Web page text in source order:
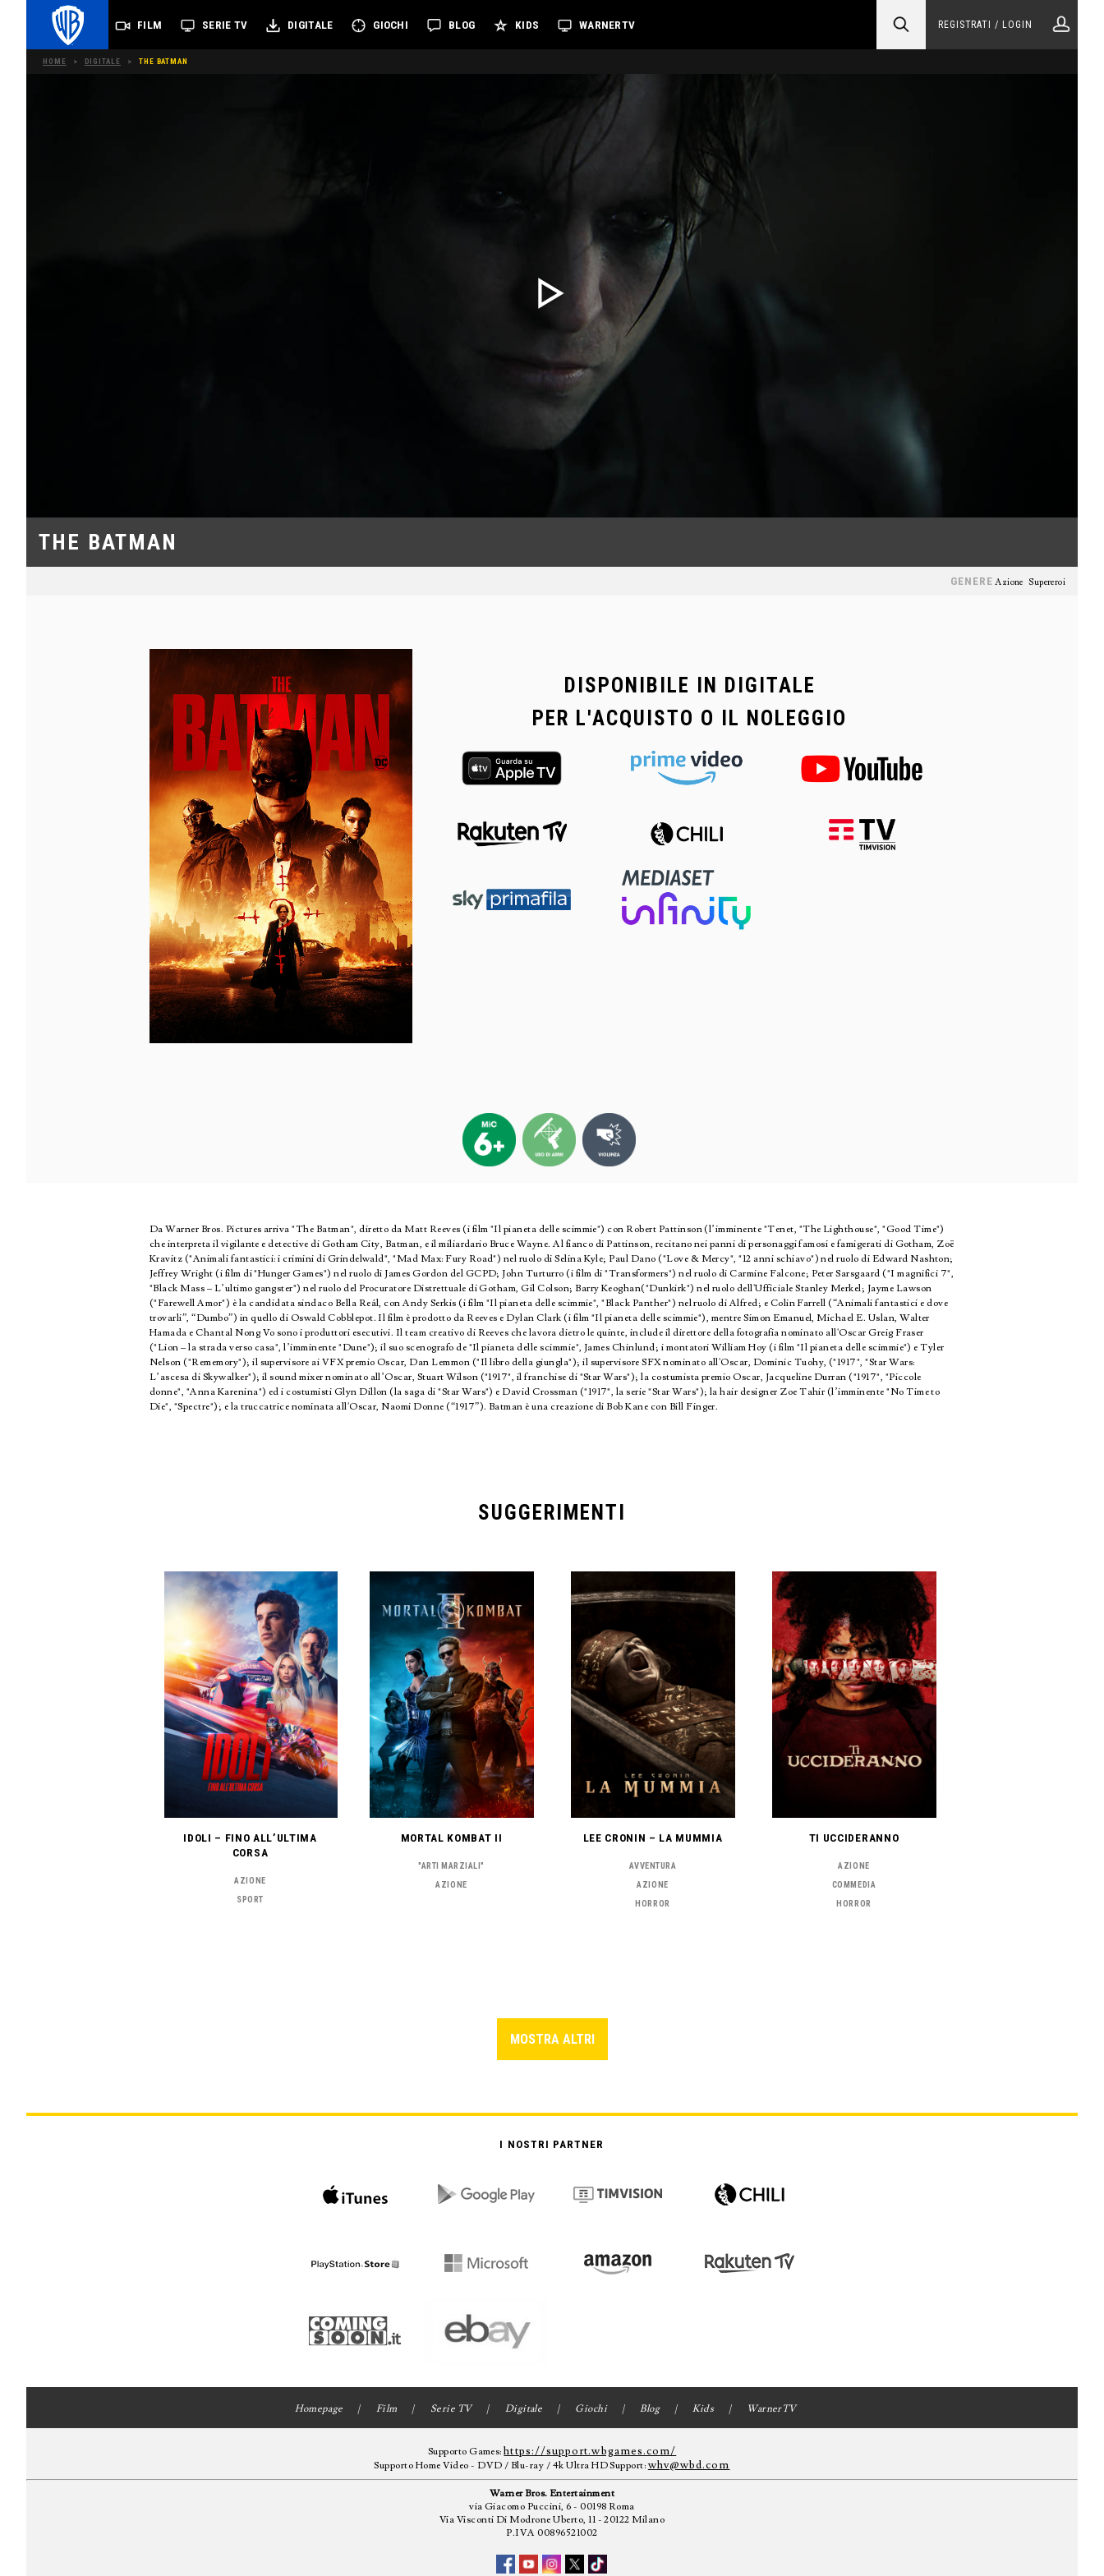
FILM SERIE TV DIGITALE GIOCHI BLOG KIDS WARNERTV REGISTRATI / LOGIN
HOME > DIGITALE > THE BATMAN
THE BATMAN
GENERE Azione Supereroi
DISPONIBILE IN DIGITALE
PER L'ACQUISTO O IL NOLEGGIO
Da Warner Bros. Pictures arriva "The Batman", diretto da Matt Reeves (i film "Il pianeta delle scimmie") con Robert Pattinson (l’imminente "Tenet, "The Lighthouse", "Good Time")
che interpreta il vigilante e detective di Gotham City, Batman, e il miliardario Bruce Wayne. Al fianco di Pattinson, recitano nei panni di personaggi famosi e famigerati di Gotham, Zoë
Kravitz ("Animali fantastici: i crimini di Grindelwald", "Mad Max: Fury Road") nel ruolo di Selina Kyle; Paul Dano ("Love & Mercy", "12 anni schiavo") nel ruolo di Edward Nashton;
Jeffrey Wright (i film di "Hunger Games") nel ruolo di James Gordon del GCPD; John Turturro (i film di "Transformers") nel ruolo di Carmine Falcone; Peter Sarsgaard ("I magnifici 7",
"Black Mass – L’ultimo gangster") nel ruolo del Procuratore Distrettuale di Gotham, Gil Colson; Barry Keoghan("Dunkirk") nel ruolo dell'Ufficiale Stanley Merkel; Jayme Lawson
("Farewell Amor") è la candidata sindaco Bella Reál, con Andy Serkis (i film "Il pianeta delle scimmie", "Black Panther") nel ruolo di Alfred; e Colin Farrell (“Animali fantastici e dove
trovarli”, “Dumbo”) in quello di Oswald Cobblepot. Il film è prodotto da Reeves e Dylan Clark (i film "Il pianeta delle scimmie"), mentre Simon Emanuel, Michael E. Uslan, Walter
Hamada e Chantal Nong Vo sono i produttori esecutivi. Il team creativo di Reeves che lavora dietro le quinte, include il direttore della fotografia nominato all'Oscar Greig Fraser
("Lion – la strada verso casa", l’imminente "Dune"); il suo scenografo de "Il pianeta delle scimmie", James Chinlund; i montatori William Hoy (i film "Il pianeta delle scimmie") e Tyler
Nelson ("Rememory"); il supervisore ai VFX premio Oscar, Dan Lemmon ("Il libro della giungla"); il supervisore SFX nominato all'Oscar, Dominic Tuohy, ("1917", "Star Wars:
L’ascesa di Skywalker"); il sound mixer nominato all’Oscar, Stuart Wilson ("1917", il franchise di "Star Wars"); la costumista premio Oscar, Jacqueline Durran ("1917", "Piccole
donne", "Anna Karenina") ed i costumisti Glyn Dillon (la saga di "Star Wars") e David Crossman ("1917", la serie "Star Wars"); la hair designer Zoe Tahir (l’imminente "No Time to
Die", "Spectre"); e la truccatrice nominata all'Oscar, Naomi Donne (“1917”). Batman è una creazione di Bob Kane con Bill Finger.
SUGGERIMENTI
IDOLI – FINO ALL’ULTIMA
CORSA
AZIONE
SPORT
MORTAL KOMBAT II
"ARTI MARZIALI"
AZIONE
LEE CRONIN – LA MUMMIA
AVVENTURA
AZIONE
HORROR
TI UCCIDERANNO
AZIONE
COMMEDIA
HORROR
MOSTRA ALTRI
I NOSTRI PARTNER
Homepage Film Serie TV Digitale Giochi Blog Kids WarnerTV
Supporto Games:https://support.wbgames.com/
Supporto Home Video - DVD / Blu-ray / 4k Ultra HD Support:whv@wbd.com
Warner Bros. Entertainment
via Giacomo Puccini, 6 - 00198 Roma
Via Visconti Di Modrone Uberto, 11 - 20122 Milano
P.IVA 00896521002